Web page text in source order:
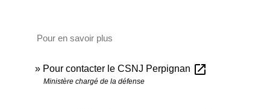
Pour en savoir plus
Pour contacter le CSNJ Perpignan open_in_new
Ministère chargé de la défense